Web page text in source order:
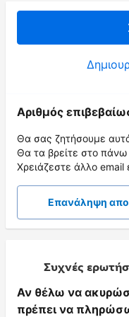
Αριθμός
Θα σας ζητήσουμε
Θα τα βρείτε στο πάνω
Χρειάζεστε άλλο email
Επανάληψη
Συχνές
Αν θέλω να
πρέπει να